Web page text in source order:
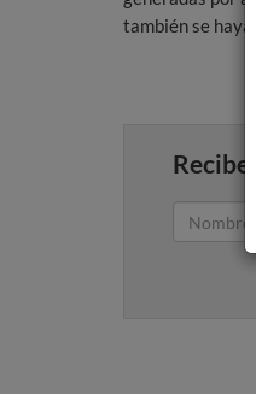
también se